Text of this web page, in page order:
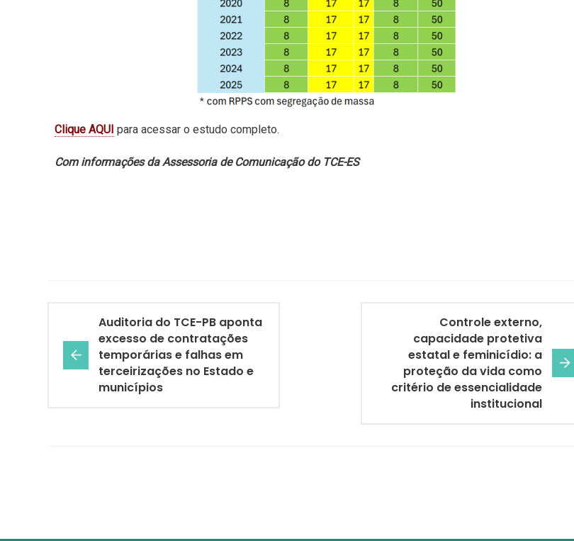
Clique AQUI para acessar o estudo completo.
Com informações da Assessoria de Comunicação do TCE-ES
Auditoria do TCE-PB aponta
excesso de contratações
temporárias e falhas em
terceirizações no Estado e
municípios
Controle externo,
capacidade protetiva
estatal e feminicídio: a
proteção da vida como
critério de essencialidade
institucional